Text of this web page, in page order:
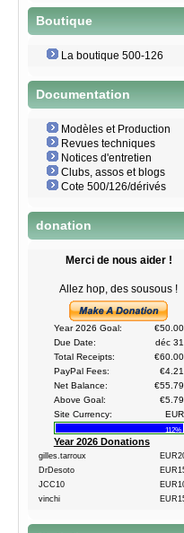
Boutique
La boutique 500-126
Documentation
Modèles et Production
Revues techniques
Notices d'entretien
Clubs, assos et blogs
Cote 500/126/dérivés
donation
Merci de nous aider !
Allez hop, des sousous !
Year 2026 Goal:
€50.00
Due Date:
déc 31
Total Receipts:
€60.00
PayPal Fees:
€4.21
Net Balance:
€55.79
Above Goal:
€5.79
Site Currency:
EUR
112%
Year 2026 Donations
gilles.tarroux
DrDesoto
JCC10
vinchi